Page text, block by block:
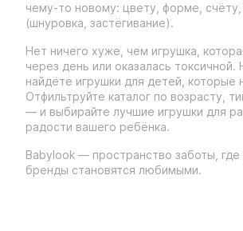
чему-то новому: цвету, форме, счёту,
(шнуровка, застёгивание).
Нет ничего хуже, чем игрушка,
через день или оказалась токсичной.
найдёте игрушки для детей, которые
Отфильтруйте каталог по возрасту,
— и выбирайте лучшие игрушки для
радости вашего ребёнка.
Babylook — пространство заботы, где
бренды становятся любимыми.